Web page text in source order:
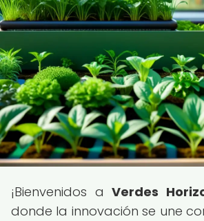
¡Bienvenidos aVerdes
donde la innovación se une